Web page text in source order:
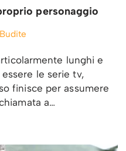
personaggio
lunghi e
le serie tv,
finisce per assumere
a…